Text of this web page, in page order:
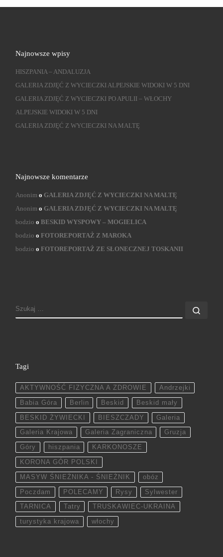
Najnowsze wpisy
HISZPANIA – ANDALUZJA
GALERIA ZDJĘĆ Z WYCIECZKI ALPEJSKIE WIDOKI W 5 DNI
GALERIA ZDJĘĆ Z WYCIECZKI PO APULII – WŁOCHY
ALPEJSKIE WIDOKI W 5 DNI
GALERIA ZDJĘĆ Z WYCIECZKI NA MALTĘ
Najnowsze komentarze
Anonimo GALERIA ZDJĘĆ Z WYCIECZKI NA MALTĘ
Anonimo GALERIA ZDJĘĆ Z WYCIECZKI NA MALTĘ
bodzio o BESKID WYSPOWY – MOGIELICA
bodzio o FOTOREPORTAŻ Z MAROKA
bodzio o FOTOREPORTAŻ ZE SŁONECZNEJ TOSKANII
SZUKAJ
Tagi
AKTYWNOŚĆ FIZYCZNA A ZDROWIE Andrzejki
Babia Góra Berlin Beskid Beskid mały
BESKID ŻYWIECKI BIESZCZADY Galeria
Galeria Krajowa Galeria Zagraniczna Gruzja
Góry hiszpania KARKONOSZE
KORONA GÓR POLSKI
MASYW ŚNIEŻNIKA - ŚNIEŻNIK obóz
Poczdam POLECAMY Rysy Sylwester
TARNICA Tatry TRUSKAWIEC-UKRAINA
turystyka krajowa włochy